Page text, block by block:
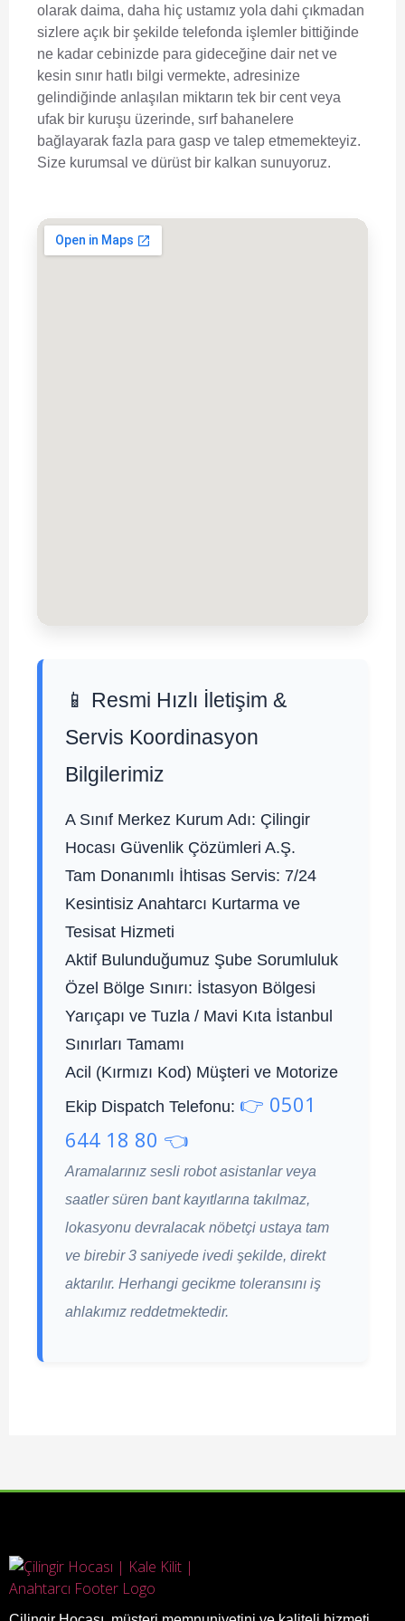
olarak daima, daha hiç ustamız yola dahi çıkmadan
sizlere açık bir şekilde telefonda işlemler bittiğinde
ne kadar cebinizde para gideceğine dair net ve
kesin sınır hatlı bilgi vermekte, adresinize
gelindiğinde anlaşılan miktarın tek bir cent veya
ufak bir kuruşu üzerinde, sırf bahanelere
bağlayarak fazla para gasp ve talep etmemekteyiz.
Size kurumsal ve dürüst bir kalkan sunuyoruz.
📱 Resmi Hızlı İletişim &
Servis Koordinasyon
Bilgilerimiz
A Sınıf Merkez Kurum Adı: Çilingir
Hocası Güvenlik Çözümleri A.Ş.
Tam Donanımlı İhtisas Servis: 7/24
Kesintisiz Anahtarcı Kurtarma ve
Tesisat Hizmeti
Aktif Bulunduğumuz Şube Sorumluluk
Özel Bölge Sınırı: İstasyon Bölgesi
Yarıçapı ve Tuzla / Mavi Kıta İstanbul
Sınırları Tamamı
Acil (Kırmızı Kod) Müşteri ve Motorize
Ekip Dispatch Telefonu: 👉 0501
644 18 80 👈
Aramalarınız sesli robot asistanlar veya
saatler süren bant kayıtlarına takılmaz,
lokasyonu devralacak nöbetçi ustaya tam
ve birebir 3 saniyede ivedi şekilde, direkt
aktarılır. Herhangi gecikme toleransını iş
ahlakımız reddetmektedir.